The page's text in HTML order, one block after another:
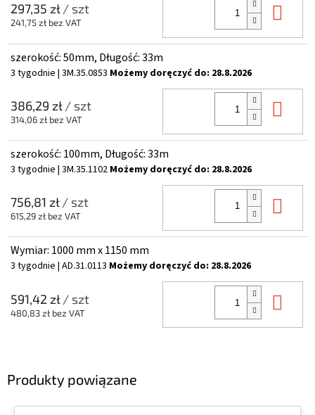
Produkty powiązane
297,35 zł/ szt
241,75 zł bez VAT
szerokość: 50mm, Długość: 33m
3 tygodnie | 3M.35.0853 Możemy doręczyć do: 28.8.2026
386,29 zł/ szt
314,06 zł bez VAT
szerokość: 100mm, Długość: 33m
3 tygodnie | 3M.35.1102 Możemy doręczyć do: 28.8.2026
756,81 zł/ szt
615,29 zł bez VAT
Wymiar: 1000 mm x 1150 mm
3 tygodnie | AD.31.0113 Możemy doręczyć do: 28.8.2026
591,42 zł/ szt
480,83 zł bez VAT